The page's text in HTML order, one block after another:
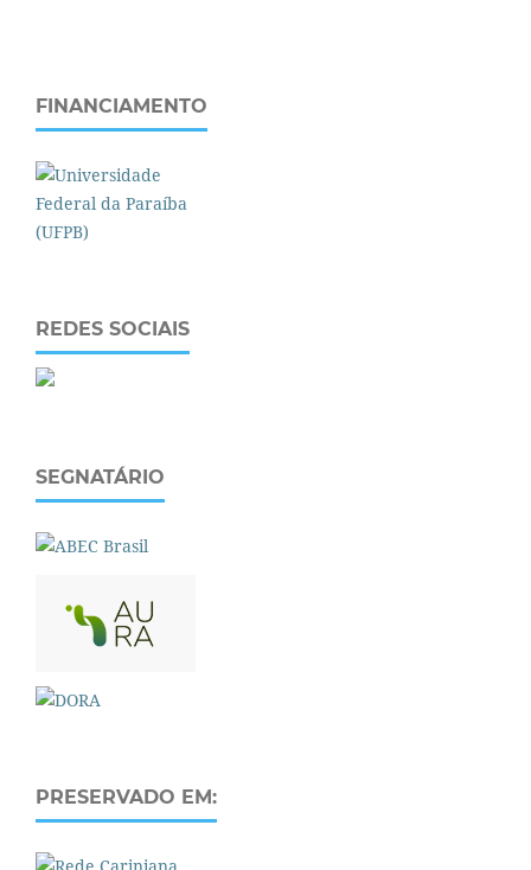
FINANCIAMENTO
REDES SOCIAIS
SEGNATÁRIO
PRESERVADO EM: